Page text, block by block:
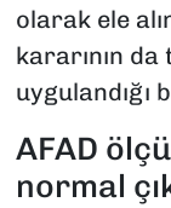
olarak ele
kararının
uygulandığı
AFAD
normal